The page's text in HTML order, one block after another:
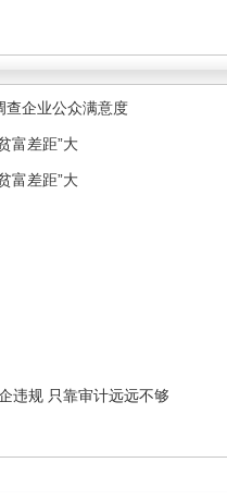
查企业公众满意度
富差距”大
富差距”大
违规 只靠审计远远不够